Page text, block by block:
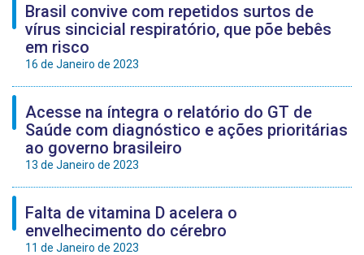
Brasil convive com repetidos surtos de
vírus sincicial respiratório, que põe bebês
em risco
16 de Janeiro de 2023
Acesse na íntegra o relatório do GT de
Saúde com diagnóstico e ações prioritárias
ao governo brasileiro
13 de Janeiro de 2023
Falta de vitamina D acelera o
envelhecimento do cérebro
11 de Janeiro de 2023